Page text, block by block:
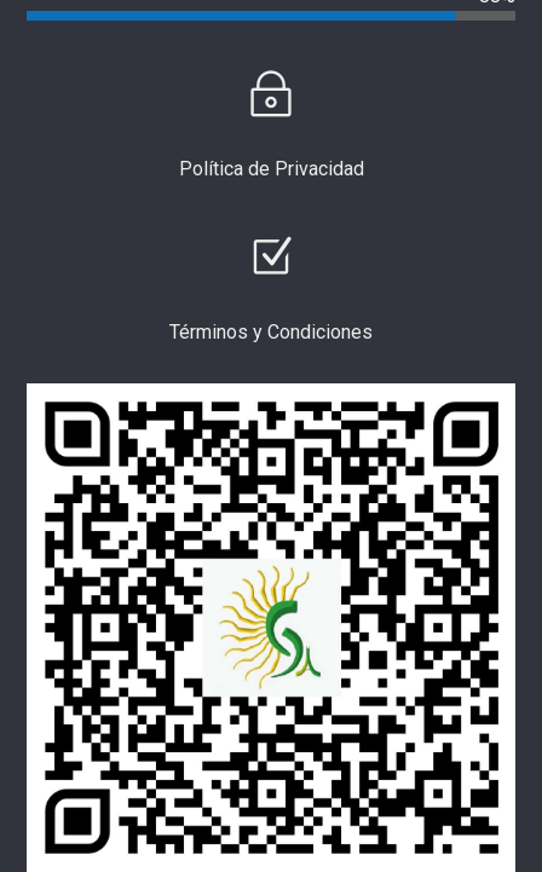
Política de Privacidad
Términos y Condiciones